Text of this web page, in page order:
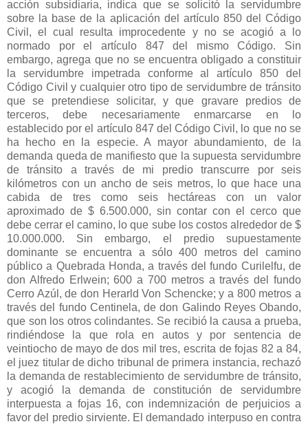
acción subsidiaria, indica que se solicitó la servidumbre
sobre la base de la aplicación del artículo 850 del Código
Civil, el cual resulta improcedente y no se acogió a lo
normado por el artículo 847 del mismo Código. Sin
embargo, agrega que no se encuentra obligado a constituir
la servidumbre impetrada conforme al artículo 850 del
Código Civil y cualquier otro tipo de servidumbre de tránsito
que se pretendiese solicitar, y que gravare predios de
terceros, debe necesariamente enmarcarse en lo
establecido por el artículo 847 del Código Civil, lo que no se
ha hecho en la especie. A mayor abundamiento, de la
demanda queda de manifiesto que la supuesta servidumbre
de tránsito a través de mi predio transcurre por seis
kilómetros con un ancho de seis metros, lo que hace una
cabida de tres como seis hectáreas con un valor
aproximado de $ 6.500.000, sin contar con el cerco que
debe cerrar el camino, lo que sube los costos alrededor de $
10.000.000. Sin embargo, el predio supuestamente
dominante se encuentra a sólo 400 metros del camino
público a Quebrada Honda, a través del fundo Curilelfu, de
don Alfredo Erlwein; 600 a 700 metros a través del fundo
Cerro Azúl, de don Herarld Von Schencke; y a 800 metros a
través del fundo Centinela, de don Galindo Reyes Obando,
que son los otros colindantes. Se recibió la causa a prueba,
rindiéndose la que rola en autos y por sentencia de
veintiocho de mayo de dos mil tres, escrita de fojas 82 a 84,
el juez titular de dicho tribunal de primera instancia, rechazó
la demanda de restablecimiento de servidumbre de tránsito,
y acogió la demanda de constitución de servidumbre
interpuesta a fojas 16, con indemnización de perjuicios a
favor del predio sirviente. El demandado interpuso en contra